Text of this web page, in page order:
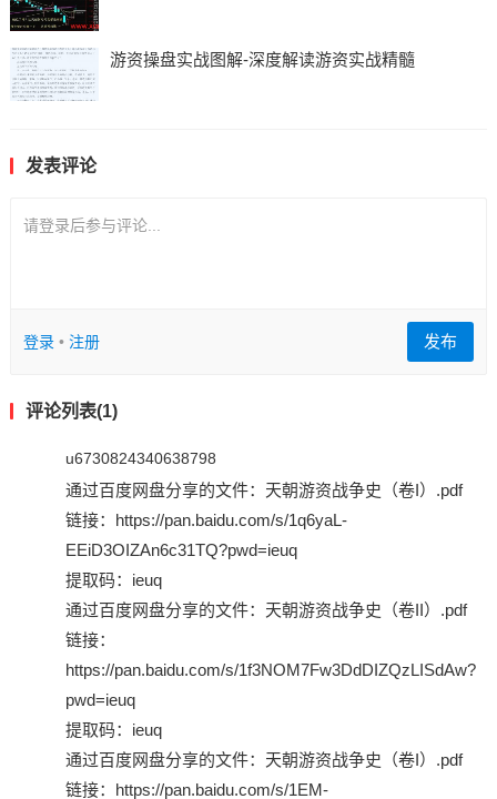
游资操盘实战图解-深度解读游资实战精髓
发表评论
请登录后参与评论...
登录• 注册 发布
评论列表(1)
u6730824340638798
通过百度网盘分享的文件：天朝游资战争史（卷I）.pdf
链接：https://pan.baidu.com/s/1q6yaL-
EEiD3OIZAn6c31TQ?pwd=ieuq
提取码：ieuq
通过百度网盘分享的文件：天朝游资战争史（卷II）.pdf
链接：
https://pan.baidu.com/s/1f3NOM7Fw3DdDIZQzLISdAw?
pwd=ieuq
提取码：ieuq
通过百度网盘分享的文件：天朝游资战争史（卷I）.pdf
链接：https://pan.baidu.com/s/1EM-